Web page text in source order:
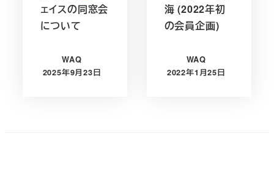
ェイスの同窓会
について
WAQ
投稿日
2025年9月23日
海 (2022年初
の会員企画)
WAQ
投稿日
2022年1月25日